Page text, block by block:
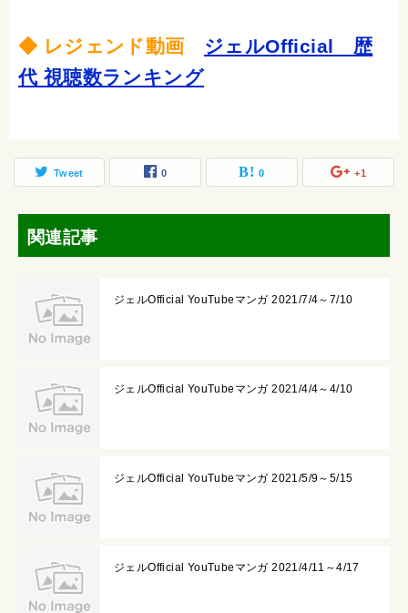
◆ レジェンド動画 ジェルOfficial 歴
代 視聴数ランキング
Tweet 0 0 +1
関連記事
ジェルOfficial YouTubeマンガ 2021/7/4～7/10
ジェルOfficial YouTubeマンガ 2021/4/4～4/10
ジェルOfficial YouTubeマンガ 2021/5/9～5/15
ジェルOfficial YouTubeマンガ 2021/4/11～4/17